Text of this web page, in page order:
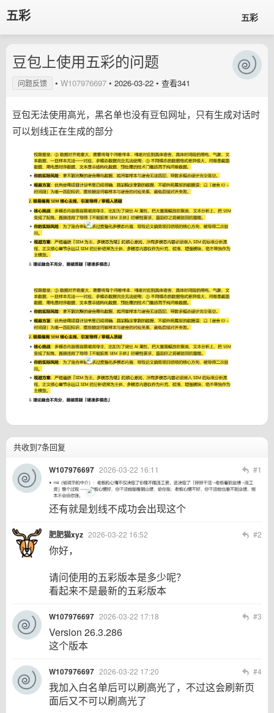
五彩 五彩
豆包上使用五彩的问题
问题反馈 • W107976697 • 2026-03-22 • 查看341
豆包无法使用高光，黑名单也没有豆包网址，只有生成对话时
可以划线正在生成的部分
共收到7条回复
W107976697 2026-03-22 16:11 #1
还有就是划线不成功会出现这个
肥肥猫xyz 2026-03-22 16:52 #2
你好，
请问使用的五彩版本是多少呢？
看起来不是最新的五彩版本
W107976697 2026-03-22 17:18 #3
Version 26.3.286
这个版本
W107976697 2026-03-22 17:20 #4
我加入白名单后可以刷高光了，不过这会刷新页
面后又不可以刷高光了